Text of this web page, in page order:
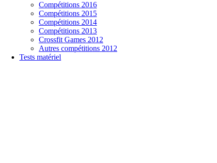
Compétitions 2016
Compétitions 2015
Compétitions 2014
Compétitions 2013
Crossfit Games 2012
Autres compétitions 2012
Tests matériel